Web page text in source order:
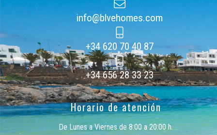
info@blvehomes.com
+34 620 70 40 87
+34 656 28 33 23
Horario de atención
De Lunes a Viernes de 8:00 a 20:00 h.